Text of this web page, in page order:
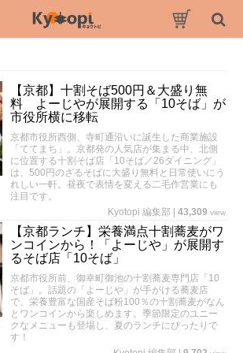
【京都】十割そば500円＆大盛り無
料 よーじやが展開する「10そば」が
市役所横に移転
京都市役所西側、寺町通沿いに誕生した商業施設
「ててまち」。京都発の人気店が集まる中、北側
に位置する十割そば店「10そば／26ダイニング」
は、500円のざるそばに大盛り無料と日常使いにう
れしい一軒。昼夜で表情を変える二毛作営業にも
注目です。
Kyotopi 編集部
43,309 view
【京都ランチ】栄養満点十割蕎麦がワ
ンコインから！「よーじや」が展開す
るそば店「10そば」
京都市役所前、御幸町御池の十割蕎麦専門店「10
そば」。話題の「よーじや」が手がける蕎麦店
で、栄養豊富な国産そば粉100％の十割蕎麦がなん
とワンコインから楽しめます。季節限定のユニー
クなメニューも登場し、夏のランチにぴったりで
す！